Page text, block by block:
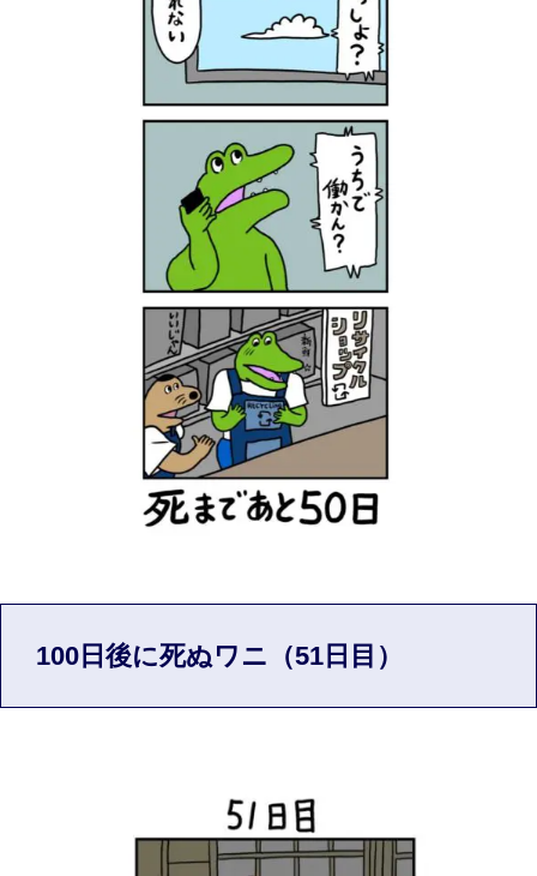
100日後に死ぬワニ（51日目）